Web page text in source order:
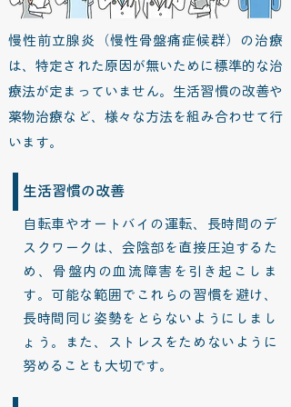
慢性前立腺炎（慢性骨盤痛症候群）の治療
は、特定された原因が無いために標準的な治
療法が定まっていません。生活習慣の改善や
薬物治療など、様々な方法を組み合わせて行
います。
生活習慣の改善
自転車やオートバイの運転、長時間のデ
スクワークは、会陰部を直接圧迫するた
め、骨盤内の血流障害を引き起こしま
す。可能な範囲でこれらの習慣を避け、
長時間同じ姿勢をとらないようにしまし
ょう。また、ストレスをためないように
努めることも大切です。